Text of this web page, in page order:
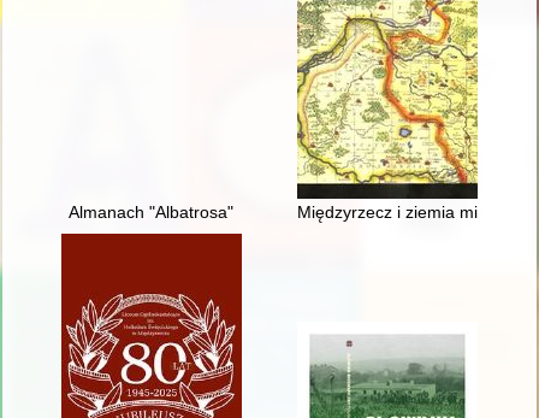
Almanach "Albatrosa" Międzyrzecz i ziemia